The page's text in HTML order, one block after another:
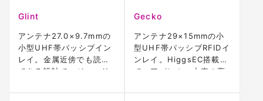
Glint
アンテナ27.0×9.7mmの
小型UHF帯パッシブイン
レイ。金属近傍でも読取
できる設計で、ジュエリ
Gecko
アンテナ29×15mmの小
型UHF帯パッシブRFIDイ
ンレイ。HiggsEC搭載
で、アパレル・小売の商